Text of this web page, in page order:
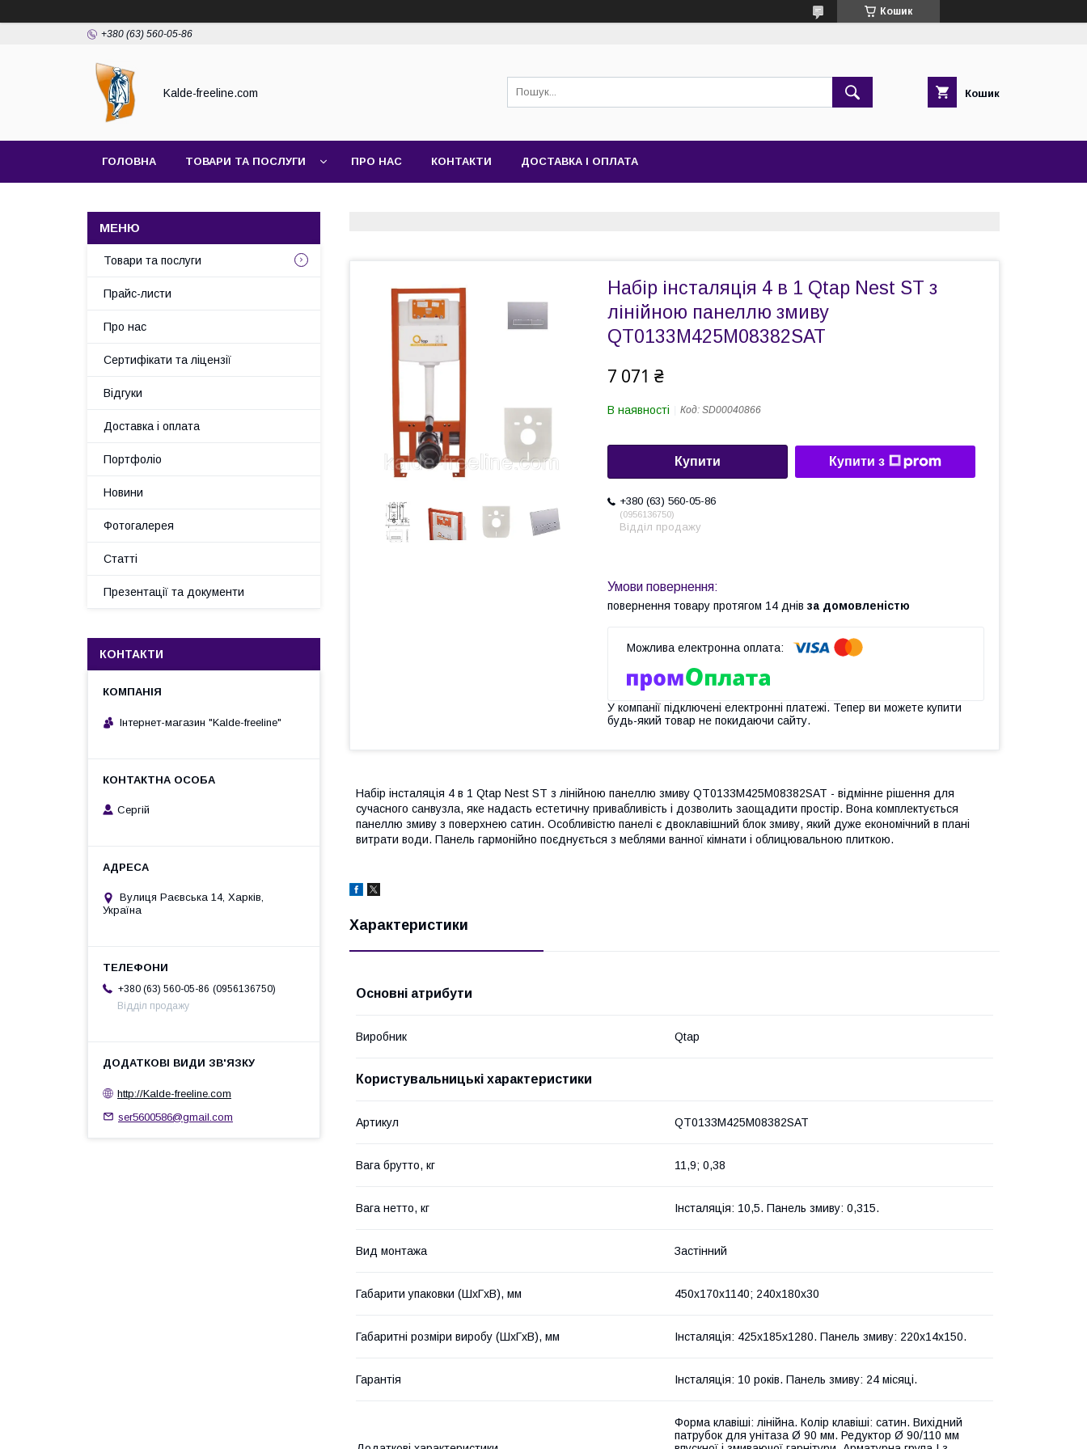
Кошик
+380 (63) 560-05-86
Kalde-freeline.com Кошик
ГОЛОВНА ТОВАРИ ТА ПОСЛУГИ ПРО НАС КОНТАКТИ ДОСТАВКА І ОПЛАТА
Набір інсталяція 4 в 1 Qtap Nest ST з
лінійною панеллю змиву
QT0133M425M08382SAT
7 071 ₴
В наявності Код: SD00040866
Купити Купити з
+380 (63) 560-05-86
0956136750
Відділ продажу
повернення товару протягом 14 днів за домовленістю
У компанії підключені електронні платежі. Тепер ви можете купити
будь-який товар не покидаючи сайту.
Набір інсталяція 4 в 1 Qtap Nest ST з лінійною панеллю змиву QT0133M425M08382SAT - відмінне рішення для
сучасного санвузла, яке надасть естетичну привабливість і дозволить заощадити простір. Вона комплектується
панеллю змиву з поверхнею сатин. Особливістю панелі є двоклавішний блок змиву, який дуже економічний в плані
витрати води. Панель гармонійно поєднується з меблями ванної кімнати і облицювальною плиткою.
Характеристики
Основні атрибути
Виробник Qtap
Користувальницькі характеристики
Артикул QT0133M425M08382SAT
Вага брутто, кг 11,9; 0,38
Вага нетто, кг Інсталяція: 10,5. Панель змиву: 0,315.
Вид монтажа Застінний
Габарити упаковки (ШхГхВ), мм 450х170х1140; 240х180х30
Габаритні розміри виробу (ШхГхВ), мм Інсталяція: 425х185х1280. Панель змиву: 220х14х150.
Гарантія Інсталяція: 10 років. Панель змиву: 24 місяці.
Форма клавіші: лінійна. Колір клавіші: сатин. Вихідний
патрубок для унітаза Ø 90 мм. Редуктор Ø 90/110 мм
Товари та послуги
Прайс-листи
Про нас
Сертифікати та ліцензії
Відгуки
Доставка і оплата
Портфоліо
Новини
Фотогалерея
Статті
Презентації та документи
КОНТАКТИ
Інтернет-магазин "Kalde-freeline"
Сергій
Вулиця Раєвська 14, Харків,
Україна
+380 (63) 560-05-86
0956136750
Відділ продажу
http://Kalde-freeline.com
ser5600586@gmail.com